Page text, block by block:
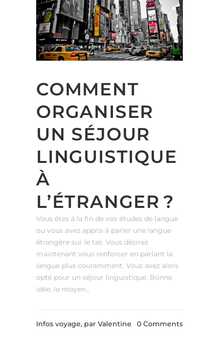
COMMENT
ORGANISER
UN SÉJOUR
LINGUISTIQUE
À
L’ÉTRANGER ?
Vous êtes à la fin de vos études de langue
ou vous avez appris à parler une langue
étrangère sur le tas. Vous désirez
maintenant vous renforcer en parlant la
langue plus couramment. Vous avez alors
opté pour un séjour linguistique. Bonne
idée, le moyen...
Infos voyage, par Valentine 0 Comments